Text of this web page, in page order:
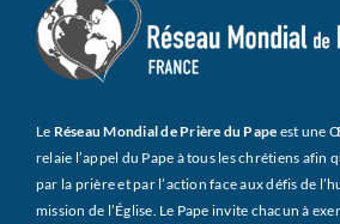
Le Réseau Mondial de Prière du Pape est une
relaie l’appel du Pape à tous les chrétiens afin
par la prière et par l’action face aux défis de
mission de l’Église. Le Pape invite chacun à